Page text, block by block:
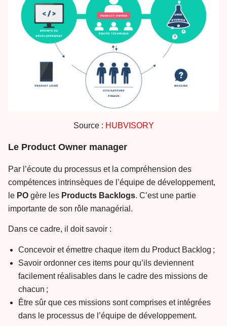
Source : HUBVISORY
Le Product Owner manager
Par l’écoute du processus et la compréhension des
compétences intrinsèques de l’équipe de développement,
le PO gère les Products Backlogs. C’est une partie
importante de son rôle managérial.
Dans ce cadre, il doit savoir :
Concevoir et émettre chaque item du Product Backlog ;
Savoir ordonner ces items pour qu’ils deviennent
facilement réalisables dans le cadre des missions de
chacun ;
Être sûr que ces missions sont comprises et intégrées
dans le processus de l’équipe de développement.